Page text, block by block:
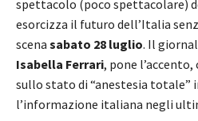
spettacolo (poco spettacolare)
esorcizza il futuro dell’Italia
scena sabato 28 luglio. Il
Isabella Ferrari, pone
sullo stato di “anestesia totale”
l’informazione italiana negli